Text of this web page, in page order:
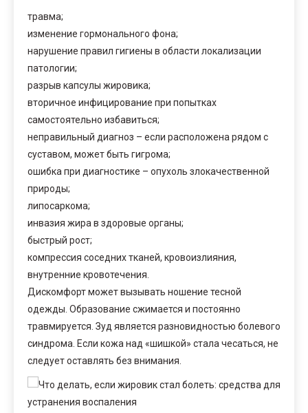
травма;
изменение гормонального фона;
нарушение правил гигиены в области локализации
патологии;
разрыв капсулы жировика;
вторичное инфицирование при попытках
самостоятельно избавиться;
неправильный диагноз – если расположена рядом с
суставом, может быть гигрома;
ошибка при диагностике – опухоль злокачественной
природы;
липосаркома;
инвазия жира в здоровые органы;
быстрый рост;
компрессия соседних тканей, кровоизлияния,
внутренние кровотечения.
Дискомфорт может вызывать ношение тесной
одежды. Образование сжимается и постоянно
травмируется. Зуд является разновидностью болевого
синдрома. Если кожа над «шишкой» стала чесаться, не
следует оставлять без внимания.